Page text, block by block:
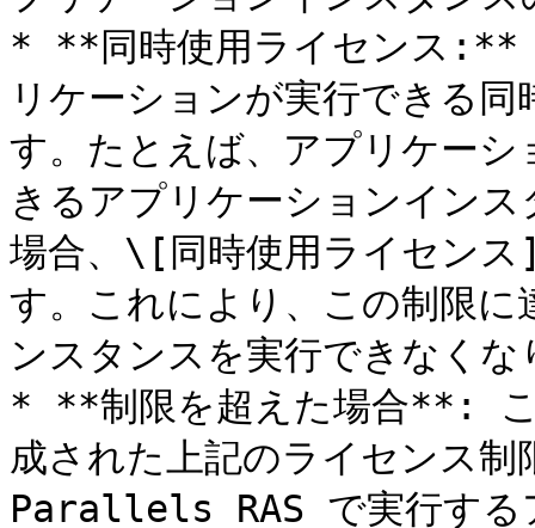
* **同時使用ライセンス:**
リケーションが実行できる
す。たとえば、アプリケー
きるアプリケーションイン
場合、\[同時使用ライセン
す。これにより、この制限
ンスタンスを実行できなくな
* **制限を超えた場合**: こ
成された上記のライセンス
Parallels RAS で実行する